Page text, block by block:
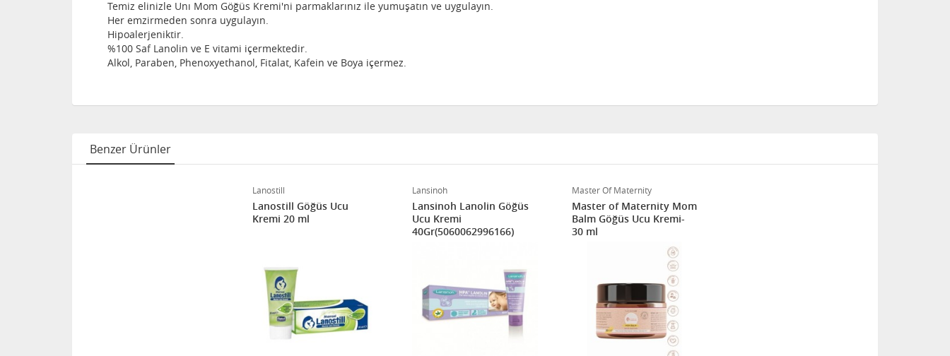
Temiz elinizle Unı Mom Göğüs Kremi'ni parmaklarınız ile yumuşatın ve uygulayın.
Her emzirmeden sonra uygulayın.
Hipoalerjeniktir.
%100 Saf Lanolin ve E vitami içermektedir.
Alkol, Paraben, Phenoxyethanol, Fitalat, Kafein ve Boya içermez.
Benzer Ürünler
Lanostill
Lanostill Göğüs Ucu
Kremi 20 ml
Lansinoh
Lansinoh Lanolin Göğüs
Ucu Kremi
40Gr(5060062996166)
Master Of Maternity
Master of Maternity Mom
Balm Göğüs Ucu Kremi-
30 ml